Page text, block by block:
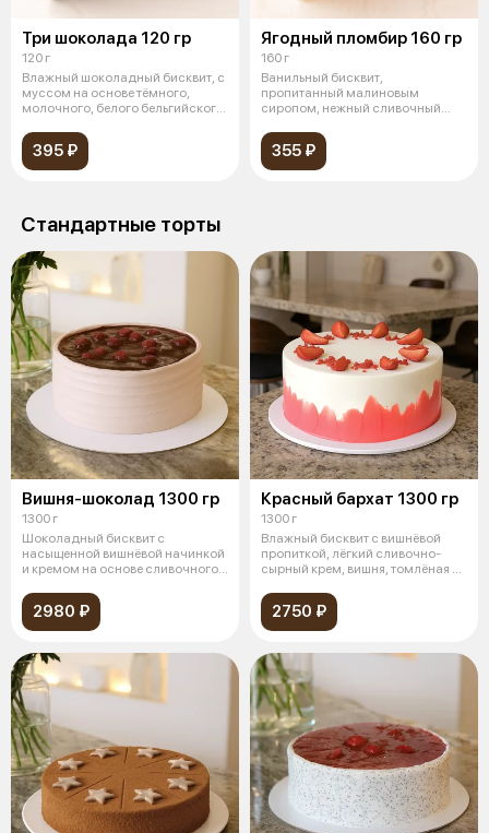
Три шоколада 120 гр
120 г
Влажный шоколадный бисквит, с
муссом на основе тёмного,
молочного, белого бельгийского
395 ₽
Ягодный пломбир 160 гр
160 г
Ванильный бисквит,
пропитанный малиновым
сиропом, нежный сливочный
355 ₽
Стандартные торты
Вишня-шоколад 1300 гр
1300 г
Шоколадный бисквит с
насыщенной вишнёвой начинкой
и кремом на основе сливочного
2980 ₽
Красный бархат 1300 гр
1300 г
Влажный бисквит с вишнёвой
пропиткой, лёгкий сливочно-
сырный крем, вишня, томлёная в
2750 ₽